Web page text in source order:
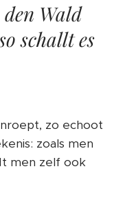
Wald
schallt es
zo echoot
zoals men
men zelf ook